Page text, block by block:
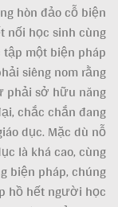
hòn đảo cỗ biện
nối học sinh cùng
tập một biện pháp
siêng nom rằng
phải sở hữu năng
chắc chắn đang
dục. Mặc dù nỗ
là khá cao, cùng
biện pháp, chúng
hồ hết người học